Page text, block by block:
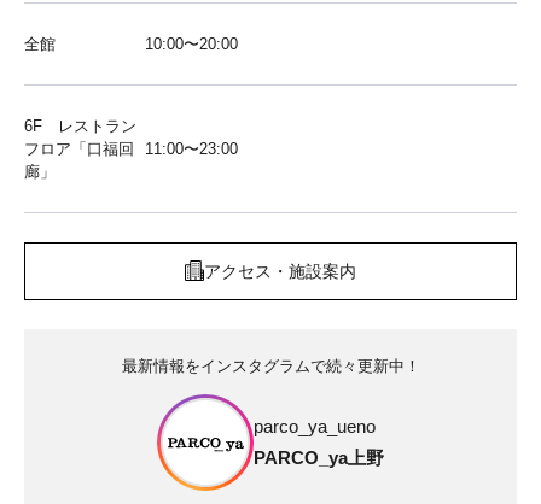
全館 10:00〜20:00
6F レストラン
フロア「口福回
廊」
11:00〜23:00
アクセス・施設案内
最新情報をインスタグラムで続々更新中！
parco_ya_ueno
PARCO_ya上野